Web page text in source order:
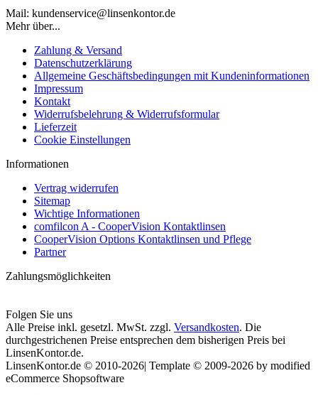
Mail: kundenservice@linsenkontor.de
Mehr über...
Zahlung & Versand
Datenschutzerklärung
Allgemeine Geschäftsbedingungen mit Kundeninformationen
Impressum
Kontakt
Widerrufsbelehrung & Widerrufsformular
Lieferzeit
Cookie Einstellungen
Informationen
Vertrag widerrufen
Sitemap
Wichtige Informationen
comfilcon A - CooperVision Kontaktlinsen
CooperVision Options Kontaktlinsen und Pflege
Partner
Zahlungsmöglichkeiten
Folgen Sie uns
Alle Preise inkl. gesetzl. MwSt. zzgl. Versandkosten. Die
durchgestrichenen Preise entsprechen dem bisherigen Preis bei
LinsenKontor.de.
LinsenKontor.de © 2010-2026| Template © 2009-2026 by modified
eCommerce Shopsoftware